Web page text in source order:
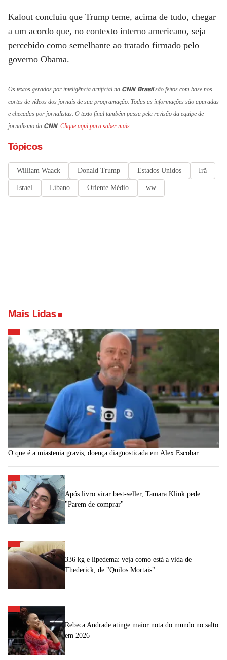
Kalout concluiu que Trump teme, acima de tudo, chegar
a um acordo que, no contexto interno americano, seja
percebido como semelhante ao tratado firmado pelo
governo Obama.
Os textos gerados por inteligência artificial na CNN Brasilsão feitos com base nos
cortes de vídeos dos jornais de sua programação. Todas as informações são apuradas
e checadas por jornalistas. O texto final também passa pela revisão da equipe de
jornalismo da CNN. Clique aqui para saber mais.
Tópicos
William Waack Donald Trump Estados Unidos Irã
Israel Líbano Oriente Médio ww
Mais Lidas
O que é a miastenia gravis, doença diagnosticada em Alex Escobar
Após livro virar best-seller, Tamara Klink pede:
"Parem de comprar"
336 kg e lipedema: veja como está a vida de
Thederick, de "Quilos Mortais"
Rebeca Andrade atinge maior nota do mundo no salto
em 2026